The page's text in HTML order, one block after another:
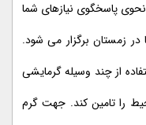
پاسخگوی نیازهای شما
زمستان برگزار می شود.
از چند وسیله گرمایشی
را تامین کند. جهت گرم